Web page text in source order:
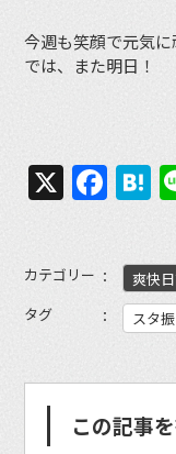
今週も笑顔で元気に
では、また明日！
X
カテゴリー 爽快
タグ
スタ
この記事